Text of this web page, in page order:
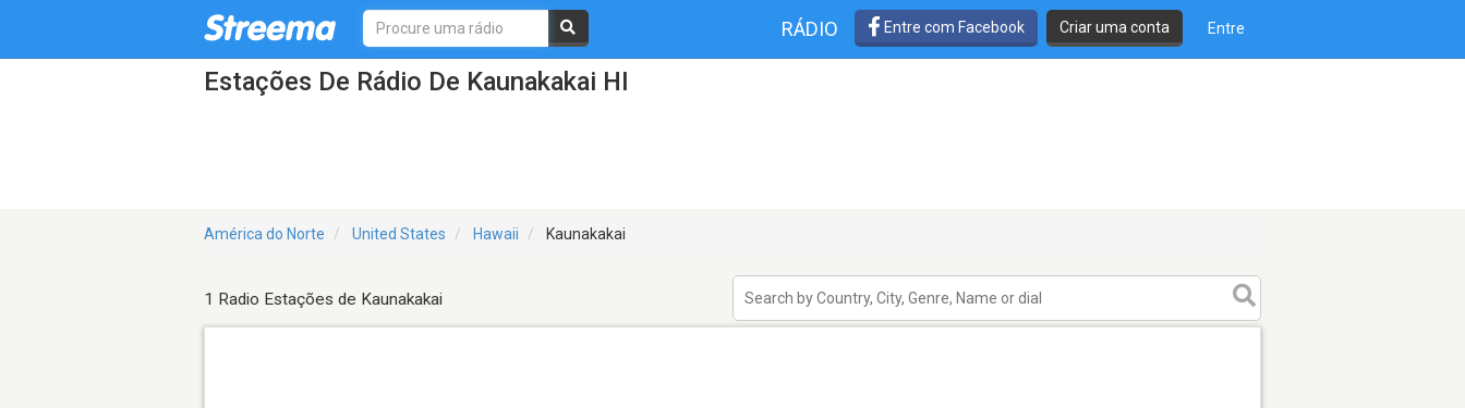
RÁDIO Entre com Facebook Criar uma conta Entre
Estações De Rádio De Kaunakakai HI
América do Norte United States Hawaii Kaunakakai
1 Radio Estações de Kaunakakai